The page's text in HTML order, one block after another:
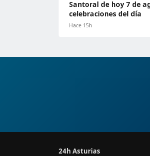
Santoral de hoy 7 de
celebraciones del día
Hace 15h
24h Asturias